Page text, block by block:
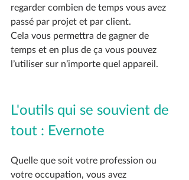
regarder combien de temps vous avez
passé par projet et par client.
Cela vous permettra de gagner de
temps et en plus de ça vous pouvez
l’utiliser sur n’importe quel appareil.
L'outils qui se souvient de
tout : Evernote
Quelle que soit votre profession ou
votre occupation, vous avez